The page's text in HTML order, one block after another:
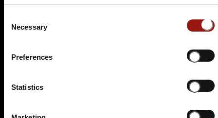
Selection
Necessary
Preferences
Statistics
94362 Neukirchen